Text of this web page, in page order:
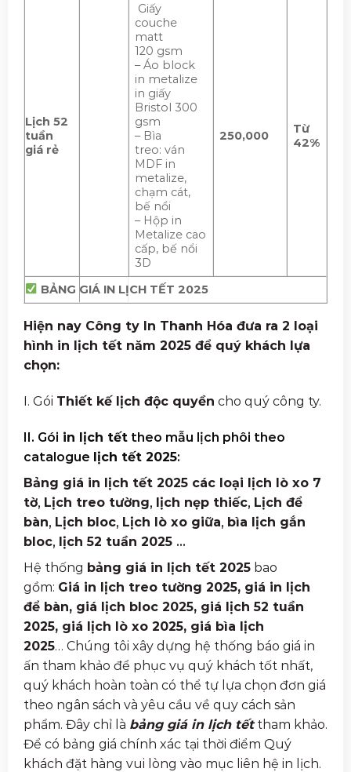
Lịch 52
tuần
giá rẻ
Giấy
couche
matt
120 gsm
– Áo block
in metalize
in giấy
Bristol 300
gsm
– Bìa
treo: ván
MDF in
metalize,
chạm cát,
bế nổi
– Hộp in
Metalize cao
cấp, bế nổi
3D
250,000
Từ
42%
BẢNG GIÁ IN LỊCH TẾT 2025
Hiện nay Công ty In Thanh Hóa đưa ra 2 loại
hình in lịch tết năm 2025 để quý khách lựa
chọn:
I. Gói Thiết kế lịch độc quyền cho quý công ty.
II. Gói in lịch tết theo mẫu lịch phôi theo
catalogue lịch tết 2025:
Bảng giá in lịch tết 2025 các loại lịch lò xo 7
tờ, Lịch treo tường, lịch nẹp thiếc, Lịch để
bàn, Lịch bloc, Lịch lò xo giữa, bìa lịch gắn
bloc, lịch 52 tuần 2025 …
Hệ thống bảng giá in lịch tết 2025 bao
gồm: Giá in lịch treo tường 2025, giá in lịch
để bàn, giá lịch bloc 2025, giá lịch 52 tuần
2025, giá lịch lò xo 2025, giá bìa lịch
2025… Chúng tôi xây dựng hệ thống báo giá in
ấn tham khảo để phục vụ quý khách tốt nhất,
quý khách hoàn toàn có thể tự lựa chọn đơn giá
theo ngân sách và yêu cầu về quy cách sản
phẩm. Đây chỉ là bảng giá in lịch tếttham khảo.
Để có bảng giá chính xác tại thời điểm Quý
khách đặt hàng vui lòng vào mục liên hệ in lịch.